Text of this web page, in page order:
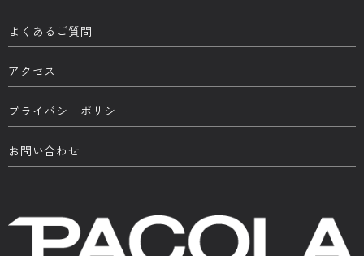
よくあるご質問
アクセス
プライバシーポリシー
お問い合わせ